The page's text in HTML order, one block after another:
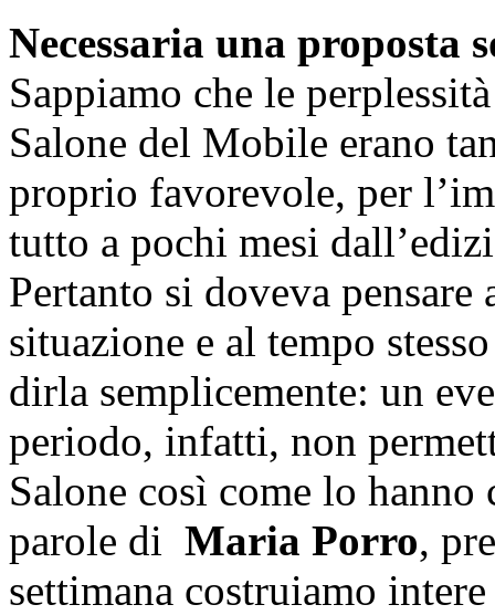
Necessaria una proposta
Sappiamo che le
Salone del Mobile erano
proprio favorevole, per
tutto a pochi mesi
Pertanto si doveva
situazione e al tempo
dirla semplicemente: un
periodo, infatti, non
Salone così come lo
parole di Maria Porro,
settimana costruiamo